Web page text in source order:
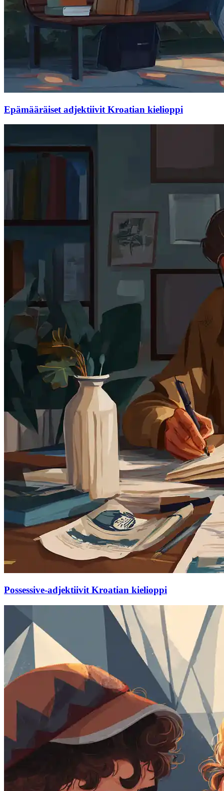
Epämääräiset adjektiivit Kroatian kielioppi
Possessive-adjektiivit Kroatian kielioppi